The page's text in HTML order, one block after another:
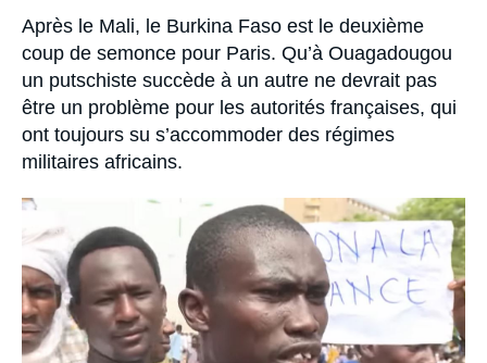
Accroche
Après le Mali, le Burkina Faso est le deuxième
coup de semonce pour Paris. Qu’à Ouagadougou
un putschiste succède à un autre ne devrait pas
être un problème pour les autorités françaises, qui
ont toujours su s’accommoder des régimes
militaires africains.
Image